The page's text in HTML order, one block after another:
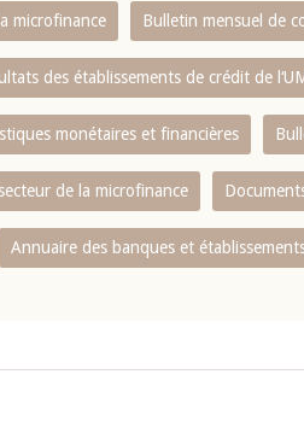
microfinance Bulletin mensuel de
des établissements de crédit de
monétaires et financières
de la microfinance
Annuaire des banques et